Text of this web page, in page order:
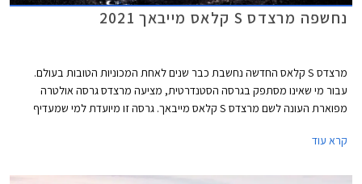
נחשפה מרצדס S קלאס מייבאך 2021
מרצדס S קלאס החדשה נחשבת כבר שנים לאחת המכוניות הטובות בעולם.
עבור מי שאינו מסתפק בגרסה הסטנדרטית, מציעה מרצדס גרסה אולטרה
מפוארת העונה לשם מרצדס S קלאס מייבאך. גרסה זו מיועדת למי שמעדיף
קרא עוד